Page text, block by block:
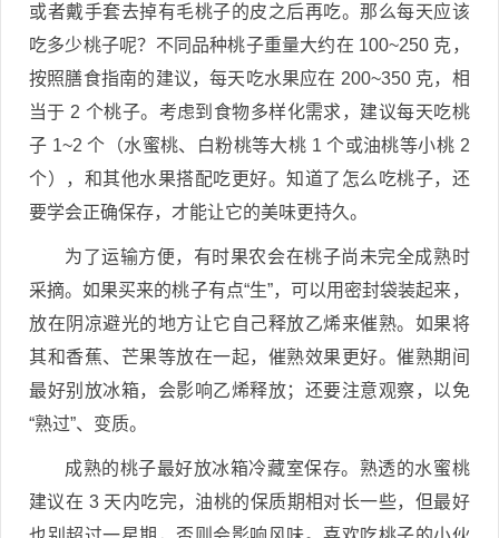
或者戴手套去掉有毛桃子的皮之后再吃。那么每天应该
吃多少桃子呢？不同品种桃子重量大约在 100~250 克，
按照膳食指南的建议，每天吃水果应在 200~350 克，相
当于 2 个桃子。考虑到食物多样化需求，建议每天吃桃
子 1~2 个（水蜜桃、白粉桃等大桃 1 个或油桃等小桃 2
个），和其他水果搭配吃更好。知道了怎么吃桃子，还
要学会正确保存，才能让它的美味更持久。
为了运输方便，有时果农会在桃子尚未完全成熟时
采摘。如果买来的桃子有点“生”，可以用密封袋装起来，
放在阴凉避光的地方让它自己释放乙烯来催熟。如果将
其和香蕉、芒果等放在一起，催熟效果更好。催熟期间
最好别放冰箱，会影响乙烯释放；还要注意观察，以免
“熟过”、变质。
成熟的桃子最好放冰箱冷藏室保存。熟透的水蜜桃
建议在 3 天内吃完，油桃的保质期相对长一些，但最好